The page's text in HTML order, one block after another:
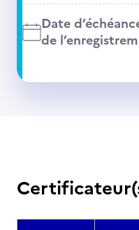
Date
de